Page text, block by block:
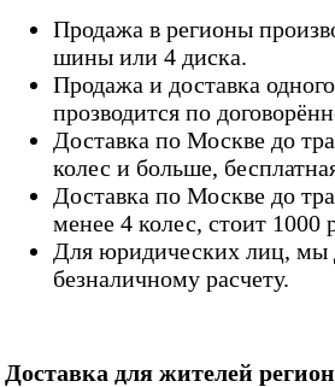
Продажа в регионы
шины или 4 диска.
Продажа и доставка
прозводится по
Доставка по Москве до
колес и больше,
Доставка по Москве до
менее 4 колес, стоит 1000
Для юридических лиц, мы
безналичному расчету.
Доставка для жителей